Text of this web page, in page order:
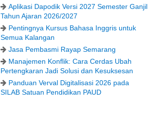
Aplikasi Dapodik Versi 2027 Semester Ganjil
Tahun Ajaran 2026/2027
Pentingnya Kursus Bahasa Inggris untuk
Semua Kalangan
Jasa Pembasmi Rayap Semarang
Manajemen Konflik: Cara Cerdas Ubah
Pertengkaran Jadi Solusi dan Kesuksesan
Panduan Verval Digitalisasi 2026 pada
SILAB Satuan Pendidikan PAUD